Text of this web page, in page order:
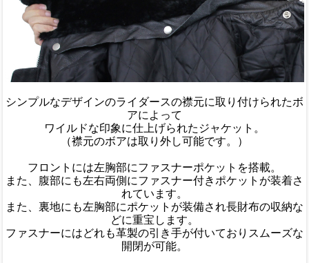
シンプルなデザインのライダースの襟元に取り付けられたボ
アによって
ワイルドな印象に仕上げられたジャケット。
（襟元のボアは取り外し可能です。）
フロントには左胸部にファスナーポケットを搭載。
また、腹部にも左右両側にファスナー付きポケットが装着さ
れています。
また、裏地にも左胸部にポケットが装備され長財布の収納な
どに重宝します。
ファスナーにはどれも革製の引き手が付いておりスムーズな
開閉が可能。